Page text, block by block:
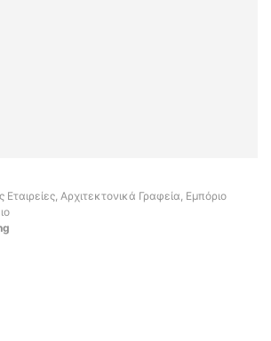
Αρχιτεκτονικά Γραφεία, Εμπόριο